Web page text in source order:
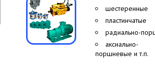
шестеренные
пластинчатые
радиально-
аксиально-
поршневые и т.п.